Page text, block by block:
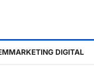
MARKETING DIGITAL